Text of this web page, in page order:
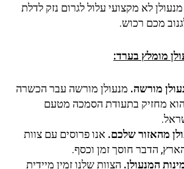
מנעולן לא מקצועי עלול לגרום נזק לדלת
מכם רכוש.
מומלץ בערד:
מורשה. מנעולן מורשה עבר הכשרה
מחזיק בתעודת הסמכה מטעם
מהאזור שלכם. אנו פרוסים עם צוות
הדבר חוסך זמן וכסף.
המנעולן. הצוות שלנו זמין מיידית